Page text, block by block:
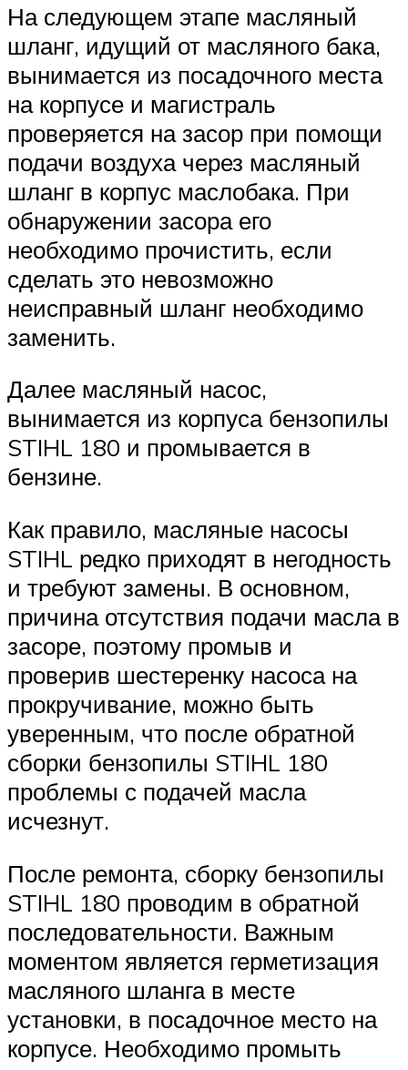
На следующем этапе масляный
шланг, идущий от масляного бака,
вынимается из посадочного места
на корпусе и магистраль
проверяется на засор при помощи
подачи воздуха через масляный
шланг в корпус маслобака. При
обнаружении засора его
необходимо прочистить, если
сделать это невозможно
неисправный шланг необходимо
заменить.
Далее масляный насос,
вынимается из корпуса бензопилы
STIHL 180 и промывается в
бензине.
Как правило, масляные насосы
STIHL редко приходят в негодность
и требуют замены. В основном,
причина отсутствия подачи масла в
засоре, поэтому промыв и
проверив шестеренку насоса на
прокручивание, можно быть
уверенным, что после обратной
сборки бензопилы STIHL 180
проблемы с подачей масла
исчезнут.
После ремонта, сборку бензопилы
STIHL 180 проводим в обратной
последовательности. Важным
моментом является герметизация
масляного шланга в месте
установки, в посадочное место на
корпусе. Необходимо промыть